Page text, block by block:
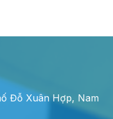
Đỗ Xuân Hợp, Nam